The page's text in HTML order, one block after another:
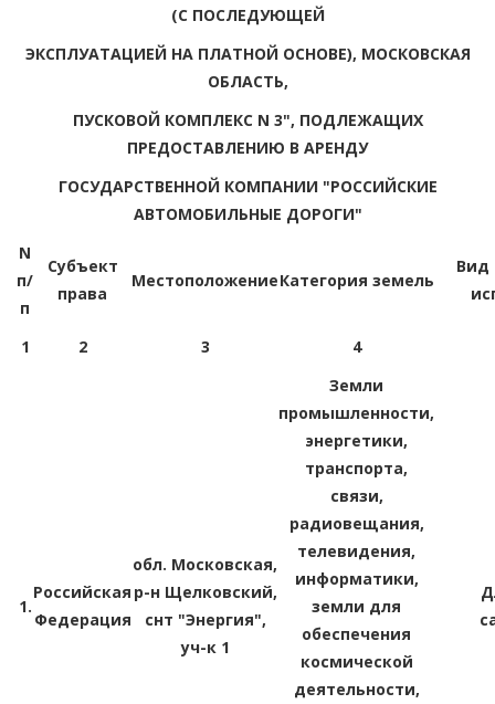
(С ПОСЛЕДУЮЩЕЙ
ЭКСПЛУАТАЦИЕЙ НА ПЛАТНОЙ ОСНОВЕ), МОСКОВСКАЯ
ОБЛАСТЬ,
ПУСКОВОЙ КОМПЛЕКС N 3", ПОДЛЕЖАЩИХ
ПРЕДОСТАВЛЕНИЮ В АРЕНДУ
ГОСУДАРСТВЕННОЙ КОМПАНИИ "РОССИЙСКИЕ
АВТОМОБИЛЬНЫЕ ДОРОГИ"
N
п/
п
Субъект
права
МестоположениеКатегория земель
Вид
1 2 3 4
1.
Российская
Федерация
обл. Московская,
р-н Щелковский,
снт "Энергия",
уч-к 1
Земли
промышленности,
энергетики,
транспорта,
связи,
радиовещания,
телевидения,
информатики,
земли для
обеспечения
космической
деятельности,